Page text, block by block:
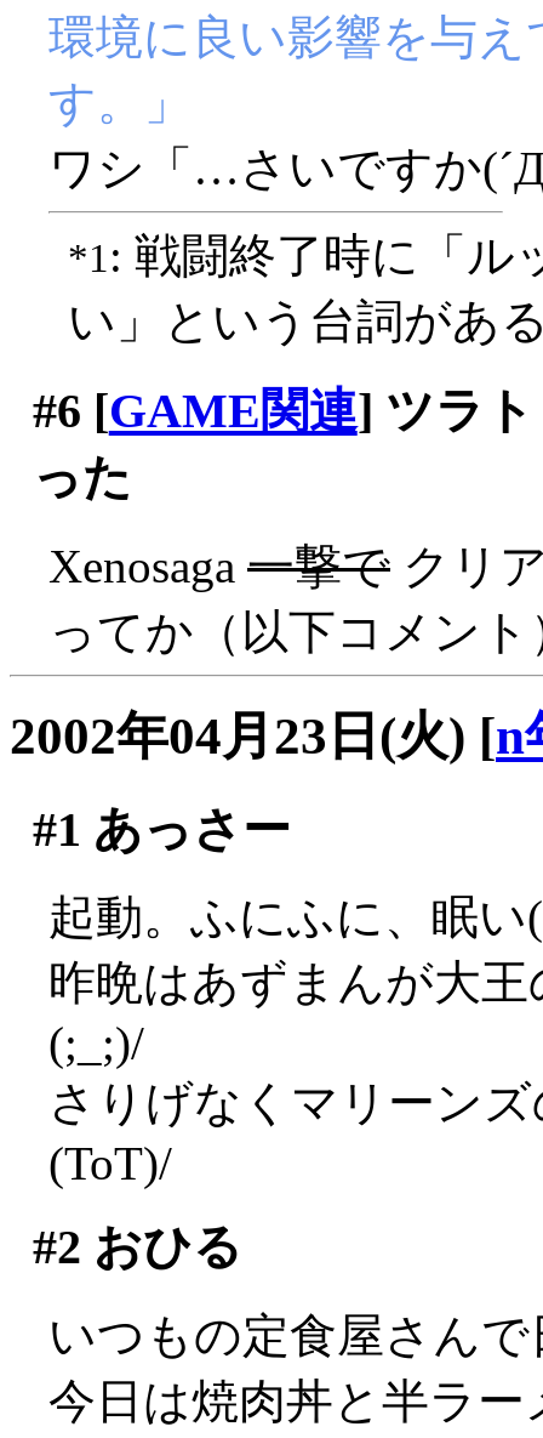
環境に良い影響を与
す。」
ワシ「…さいですか
*1: 戦闘終了時に「ル
い」という台詞があ
#6 [GAME関連] ツラ
った
Xenosaga 一撃で クリ
ってか（以下コメント
2002年04月23日(火) [n
#1 あっさー
起動。ふにふに、眠
昨晩はあずまんが大
(;_;)/
さりげなくマリーン
(ToT)/
#2 おひる
いつもの定食屋さん
今日は焼肉丼と半ラ